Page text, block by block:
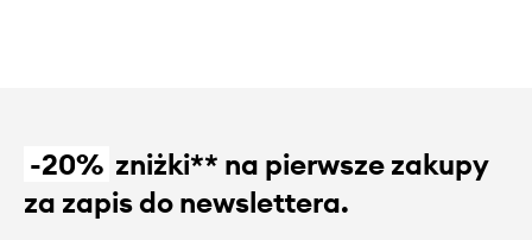
-20% zniżki** na pierwsze zakupy
za zapis do newslettera.